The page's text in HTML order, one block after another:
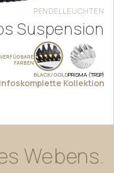
PENDELLEUCHTEN
Suspension
VERFÜGBARE
FARBEN
BLACK/GOLDPRISMA (TRSP)
komplette Kollektion
Webens.